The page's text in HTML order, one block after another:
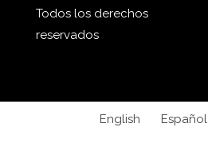
Todos los derechos
reservados
English Español